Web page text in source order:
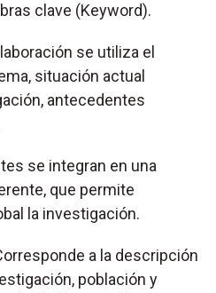
clave (Keyword).
se utiliza el
situación actual
antecedentes
se integran en una
que permite
la investigación.
a la descripción
población y